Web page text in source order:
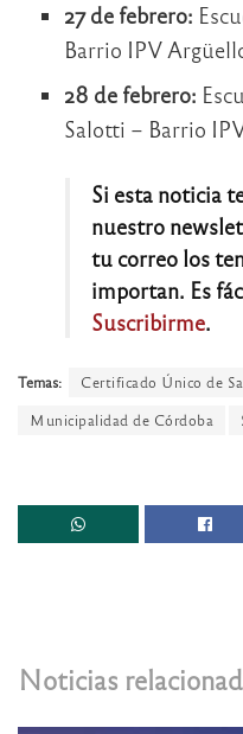
27 de febrero:
Barrio IPV
28 de febrero:
Salotti – Barrio
Si esta noticia
nuestro
tu correo los
importan. Es
Suscribirme.
Temas: Certificado Único de
Municipalidad de Córdoba
Noticias